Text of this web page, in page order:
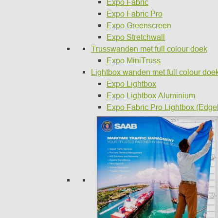
Expo Fabric
Expo Fabric Pro
Expo Greenscreen
Expo Stretchwall
Trusswanden met full colour doek
Expo MiniTruss
Lightbox wanden met full colour
Expo Lightbox
Expo Lightbox Aluminium
Expo Fabric Pro Lightbox